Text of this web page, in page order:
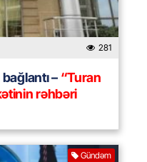
281
–“Turan
rəhbəri
Gündəm